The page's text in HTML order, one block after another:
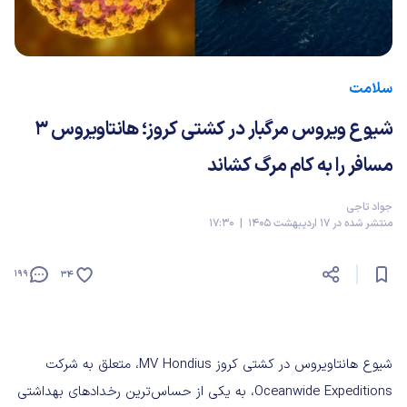
سلامت
شیوع ویروس مرگبار در کشتی کروز؛ هانتاویروس ۳
مسافر را به کام مرگ کشاند
جواد تاجی
منتشر شده در 17 اردیبهشت 1405 | 17:30
199 34
شیوع هانتاویروس در کشتی کروز MV Hondius، متعلق به شرکت
Oceanwide Expeditions، به یکی از حساس‌ترین رخدادهای بهداشتی